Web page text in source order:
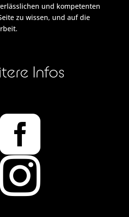
und kompetenten
zu wissen, und auf die
Infos
